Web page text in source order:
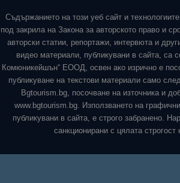
Съдържанието на този уеб сайт и
под закрила на Закона за авторското право и
авторски статии, репортажи, интервюта и
видео материали, публикувани в сайта, са
Комюникейшън“ ЕООД, освен ако изрично е
публикуване на текстови материали само
Bgtourism.bg, посочване на източника и
www.bgtourism.bg. Използването на
публикувани в сайта, е строго забранено.
санкционирани с цялата строгост